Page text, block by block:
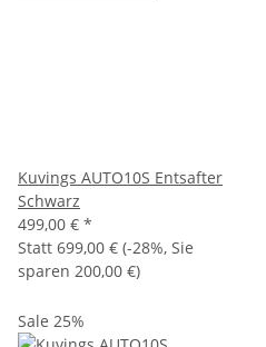
Kuvings AUTO10S Entsafter
Schwarz
499,00 € *
Statt 699,00 € (-28%, Sie
sparen 200,00 €)
Sale 25%